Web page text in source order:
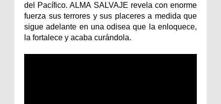
del Pacífico. ALMA SALVAJE revela con enorme
fuerza sus terrores y sus placeres a medida que
sigue adelante en una odisea que la enloquece,
la fortalece y acaba curándola.